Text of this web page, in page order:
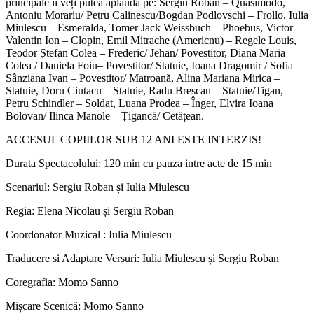
principale îi veți putea aplauda pe: Sergiu Roban – Quasimodo,
Antoniu Morariu/ Petru Calinescu/Bogdan Podlovschi – Frollo, Iulia
Miulescu – Esmeralda, Tomer Jack Weissbuch – Phoebus, Victor
Valentin Ion – Clopin, Emil Mitrache (Americnu) – Regele Louis,
Teodor Ștefan Colea – Frederic/ Jehan/ Povestitor, Diana Maria
Colea / Daniela Foiu– Povestitor/ Statuie, Ioana Dragomir / Sofia
Sânziana Ivan – Povestitor/ Matroană, Alina Mariana Mirica –
Statuie, Doru Ciutacu – Statuie, Radu Brescan – Statuie/Tigan,
Petru Schindler – Soldat, Luana Prodea – Înger, Elvira Ioana
Bolovan/ Ilinca Manole – Țigancă/ Cetățean.
ACCESUL COPIILOR SUB 12 ANI ESTE INTERZIS!
Durata Spectacolului: 120 min cu pauza intre acte de 15 min
Scenariul: Sergiu Roban și Iulia Miulescu
Regia: Elena Nicolau și Sergiu Roban
Coordonator Muzical : Iulia Miulescu
Traducere si Adaptare Versuri: Iulia Miulescu și Sergiu Roban
Coregrafia: Momo Sanno
Mișcare Scenică: Momo Sanno